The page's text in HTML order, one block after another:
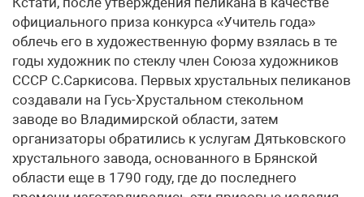
официального приза конкурса «Учитель года»
облечь его в художественную форму взялась в те
годы художник по стеклу член Союза художников
СССР С.Саркисова. Первых хрустальных пеликанов
создавали на Гусь-Хрустальном стекольном
заводе во Владимирской области, затем
организаторы обратились к услугам Дятьковского
хрустального завода, основанного в Брянской
области еще в 1790 году, где до последнего